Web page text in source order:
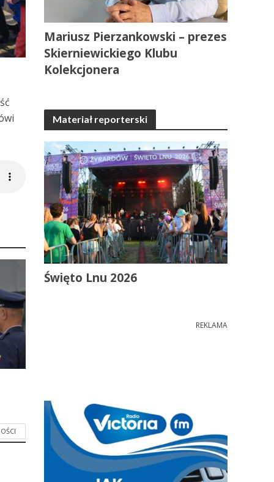
Mariusz Pierzankowski – prezes
Skierniewickiego Klubu
Kolekcjonera
Materiał reporterski
Święto Lnu 2026
REKLAMA